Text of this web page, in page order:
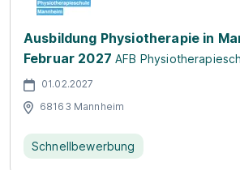
Ausbildung Physiotherapie in
Februar 2027 AFB
01.02.2027
68163 Mannheim
Schnellbewerbung